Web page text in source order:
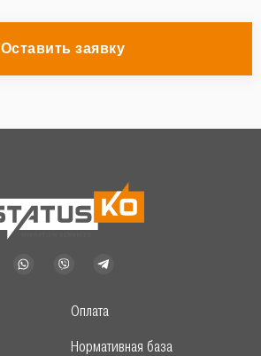
Оставить заявку
Оплата
Нормативная база